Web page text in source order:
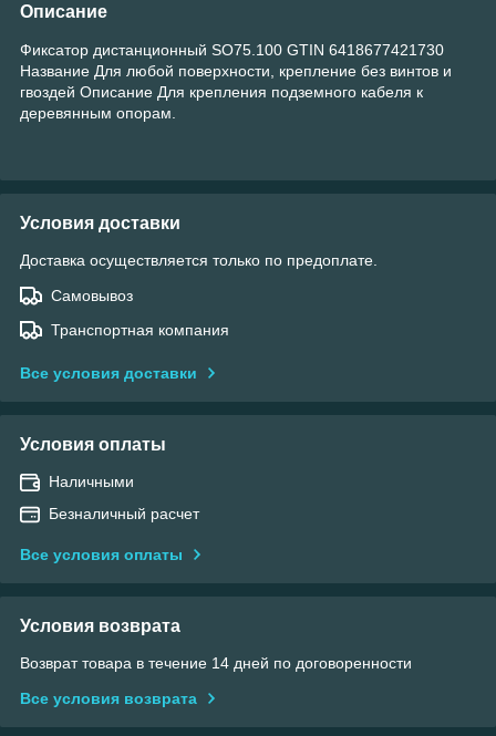
Описание
Фиксатор дистанционный SO75.100 GTIN 6418677421730
Название Для любой поверхности, крепление без винтов и
гвоздей Описание Для крепления подземного кабеля к
деревянным опорам.
Условия доставки
Доставка осуществляется только по предоплате.
Самовывоз
Транспортная компания
Все условия доставки
Условия оплаты
Наличными
Безналичный расчет
Все условия оплаты
Условия возврата
Возврат товара в течение 14 дней по договоренности
Все условия возврата